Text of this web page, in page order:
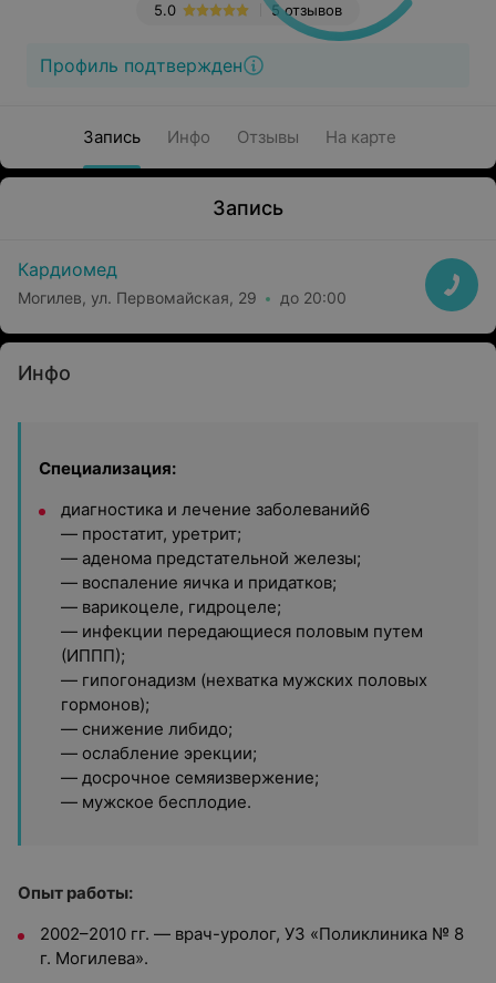
5 отзывов
5.0
Профиль подтвержден
Запись Инфо Отзывы На карте
Запись
Кардиомед
Могилев, ул. Первомайская, 29 до 20:00
Инфо
Специализация:
диагностика и лечение заболеваний6
— простатит, уретрит;
— аденома предстательной железы;
— воспаление яичка и придатков;
— варикоцеле, гидроцеле;
— инфекции передающиеся половым путем
(ИППП);
— гипогонадизм (нехватка мужских половых
гормонов);
— снижение либидо;
— ослабление эрекции;
— досрочное семяизвержение;
— мужское бесплодие.
Опыт работы:
2002–2010 гг. — врач-уролог, УЗ «Поликлиника № 8
г. Могилева».